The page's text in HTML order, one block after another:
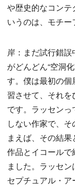
や歴史的なコンテ
いうのは、モチー
岸：まだ試行錯
がどんどん“空洞
す。僕は最初の
習させて、それ
です。ラッセン
しない作家で、
まえば、その結
作品とイコール
ました。ラッセ
セプチュアル・